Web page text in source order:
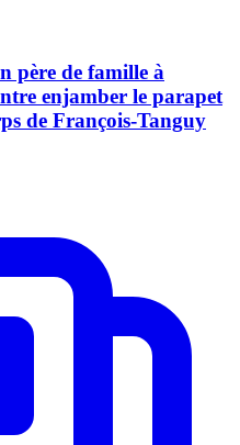
père de famille à
enjamber le parapet
de François-Tanguy